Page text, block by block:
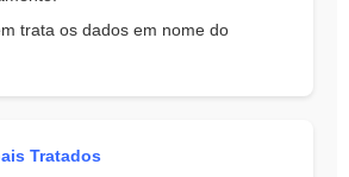
trata os dados em nome do
Tratados